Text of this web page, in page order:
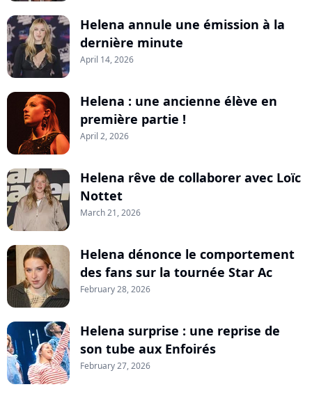
Helena annule une émission à la
dernière minute
April 14, 2026
Helena : une ancienne élève en
première partie !
April 2, 2026
Helena rêve de collaborer avec Loïc
Nottet
March 21, 2026
Helena dénonce le comportement
des fans sur la tournée Star Ac
February 28, 2026
Helena surprise : une reprise de
son tube aux Enfoirés
February 27, 2026